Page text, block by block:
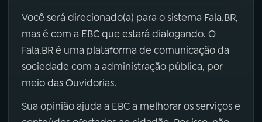
Você será direcionado(a) para o sistema Fala.BR,
mas é com a EBC que estará dialogando. O
Fala.BR é uma plataforma de comunicação da
sociedade com a administração pública, por
meio das Ouvidorias.
Sua opinião ajuda a EBC a melhorar os serviços e